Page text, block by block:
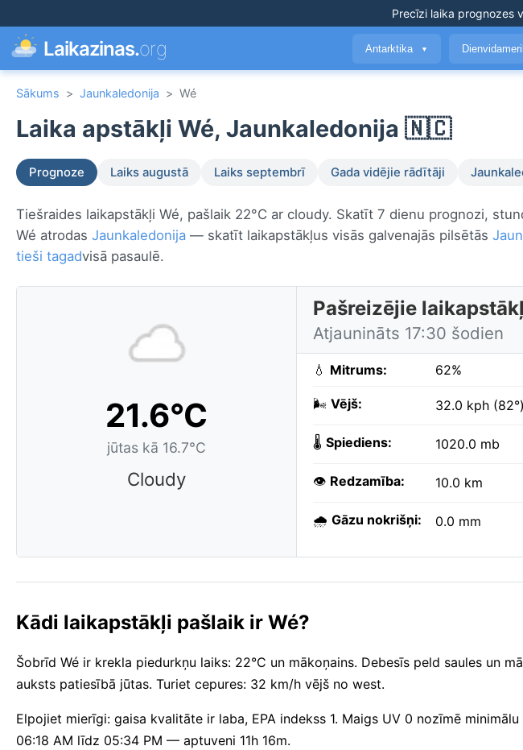
Precīzi laika prognozes
Laikazinas.org Antarktika ▼
Sākums > Jaunkaledonija > Wé
Laika apstākļi Wé, Jaunkaledonija 🇳🇨
Prognoze Laiks augustā Laiks septembrī Gada vidējie rādītāji
Tiešraides laikapstākļi Wé, pašlaik 22°C ar cloudy. Skatīt 7 dienu prognozi,
Wé atrodas Jaunkaledonija — skatīt laikapstākļus visās galvenajās pilsētās
tieši tagadvisā pasaulē.
21.6°C
jūtas kā 16.7°C
Cloudy
Pašreizējie
Atjaunināts 17:30 šodien
💧 Mitrums: 62%
🌬️ Vējš: 32.0 kph (82°)
🌡️ Spiediens: 1020.0 mb
👁️ Redzamība: 10.0 km
🌧️ Gāzu nokrišņi: 0.0 mm
Kādi laikapstākļi pašlaik ir Wé?
Šobrīd Wé ir krekla piedurkņu laiks: 22°C un mākoņains. Debesīs peld saules un
auksts patiesībā jūtas. Turiet cepures: 32 km/h vējš no west.
Elpojiet mierīgi: gaisa kvalitāte ir laba, EPA indekss 1. Maigs UV 0 nozīmē
06:18 AM līdz 05:34 PM — aptuveni 11h 16m.